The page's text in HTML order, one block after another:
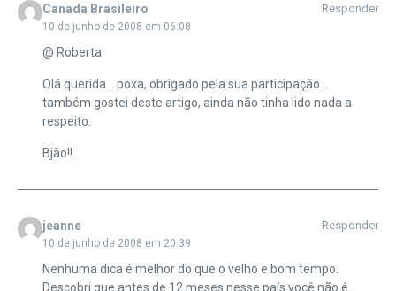
Canada Brasileiro
10 de junho de 2008 em 06:08
Responder
@ Roberta
Olá querida… poxa, obrigado pela sua participação…
também gostei deste artigo, ainda não tinha lido nada a
respeito.
Bjão!!
jeanne
10 de junho de 2008 em 20:39
Responder
Nenhuma dica é melhor do que o velho e bom tempo.
Descobri que antes de 12 meses nesse país você não é